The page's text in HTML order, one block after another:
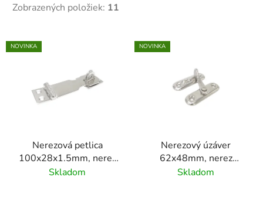
Zobrazených položiek: 11
V
ý
NOVINKA
Nerezová petlica
100x28x1.5mm, nerez
AISI304. 1.4301
Skladom
NOVINKA
Nerezový úzáver
62x48mm, nerez
AISI304, 1.4301
Skladom